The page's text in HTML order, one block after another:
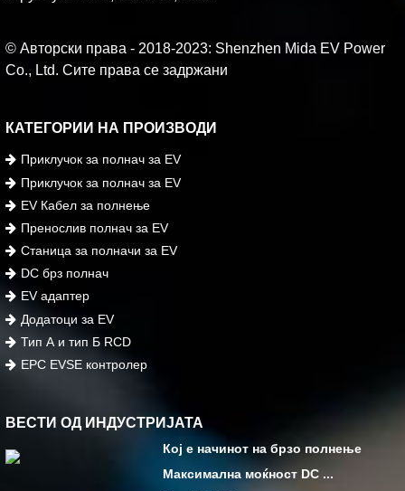
© Авторски права - 2018-2023: Shenzhen Mida EV Power
Co., Ltd. Сите права се задржани
КАТЕГОРИИ НА ПРОИЗВОДИ
Приклучок за полнач за EV
Приклучок за полнач за EV
EV Кабел за полнење
Пренослив полнач за EV
Станица за полначи за EV
DC брз полнач
EV адаптер
Додатоци за EV
Тип А и тип Б RCD
EPC EVSE контролер
ВЕСТИ ОД ИНДУСТРИЈАТА
Кој е начинот на брзо полнење
Максимална моќност DC ...